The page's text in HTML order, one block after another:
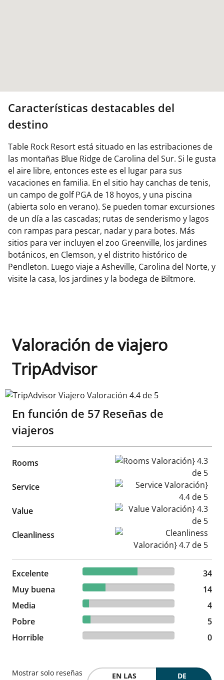
Características destacables del
destino
Table Rock Resort está situado en las estribaciones de
las montañas Blue Ridge de Carolina del Sur. Si le gusta
el aire libre, entonces este es el lugar para sus
vacaciones en familia. En el sitio hay canchas de tenis,
un campo de golf PGA de 18 hoyos, y una piscina
(abierta solo en verano). Se pueden tomar excursiones
de un día a las cascadas; rutas de senderismo y lagos
con rampas para pescar, nadar y para botes. Más
sitios para ver incluyen el zoo Greenville, los jardines
botánicos, en Clemson, y el distrito histórico de
Pendleton. Luego viaje a Asheville, Carolina del Norte, y
visite la casa, los jardines y la bodega de Biltmore.
Valoración de viajero
TripAdvisor
TripAdvisor Viajero Valoración 4.4 de 5
En función de 57 Reseñas de
viajeros
Rooms Rooms Valoración} 4.3 de 5
Service Service Valoración} 4.4 de 5
Value Value Valoración} 4.3 de 5
Cleanliness Cleanliness Valoración} 4.7
Excelente 59.65% reviewed Excelente
34 reviews
34
Muy buena
24.56% reviewed Muy buena
14 reviews
14
Media
7.02% reviewed Media
4 reviews
4
Pobre
8.77% reviewed Pobre
5 reviews
5
Horrible
0 reviews 0
Mostrar solo reseñas
EN LAS
DE